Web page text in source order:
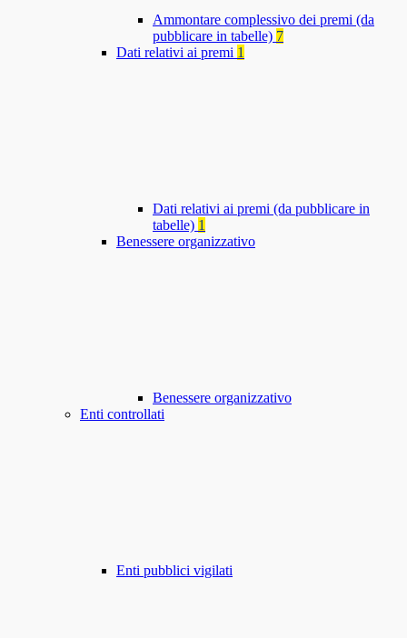
Ammontare complessivo dei premi (da
pubblicare in tabelle) 7
Dati relativi ai premi 1
Dati relativi ai premi (da pubblicare in
tabelle) 1
Benessere organizzativo
Benessere organizzativo
Enti controllati
Enti pubblici vigilati